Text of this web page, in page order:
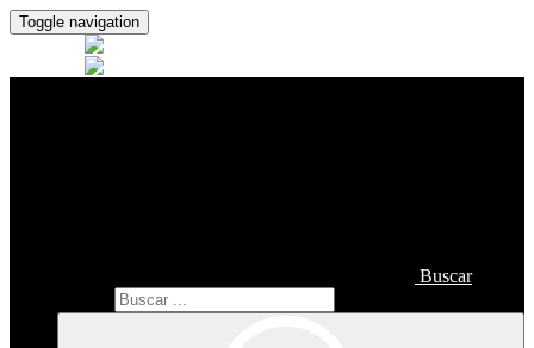
Toggle navigation
Buscar